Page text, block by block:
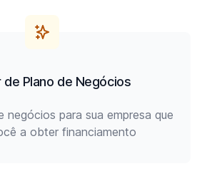
de Plano de Negócios
negócios para sua empresa que
a obter financiamento